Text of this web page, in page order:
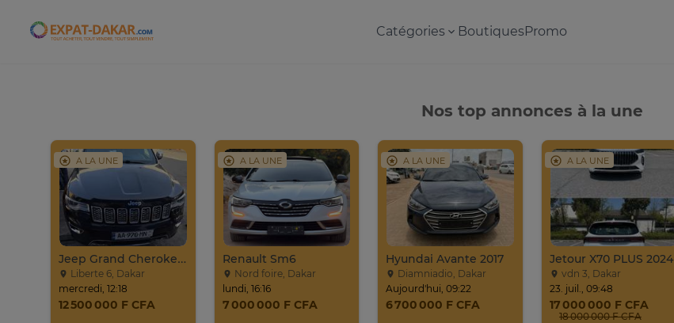
Expat-Dakar Catégories BoutiquesPromo
Nos top annonces à la une
A LA UNE
Jeep Grand Cherokee Overland 2019 À Vendre
Liberte 6, Dakar
mercredi, 12:18
12 500 000 F CFA
A LA UNE
Renault Sm6
Nord foire, Dakar
lundi, 16:16
7 000 000 F CFA
A LA UNE
Hyundai Avante 2017
Diamniadio, Dakar
Aujourd'hui, 09:22
6 700 000 F CFA
A LA UNE
Jetour X70 PLUS 2024
vdn 3, Dakar
23. juil., 09:48
17 000 000 F CFA
18 000 000 F CFA